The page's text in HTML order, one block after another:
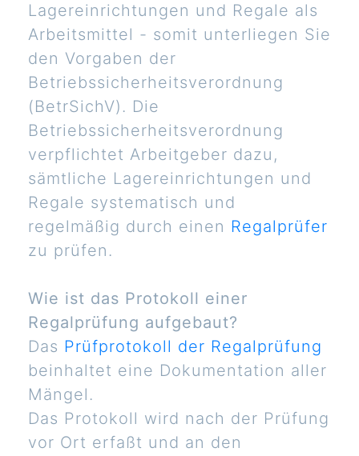
Lagereinrichtungen und Regale als
Arbeitsmittel - somit unterliegen Sie
den Vorgaben der
Betriebssicherheitsverordnung
(BetrSichV). Die
Betriebssicherheitsverordnung
verpflichtet Arbeitgeber dazu,
sämtliche Lagereinrichtungen und
Regale systematisch und
regelmäßig durch einen Regalprüfer
zu prüfen.
Wie ist das Protokoll einer
Regalprüfung aufgebaut?
Das Prüfprotokoll der Regalprüfung
beinhaltet eine Dokumentation aller
Mängel.
Das Protokoll wird nach der Prüfung
vor Ort erfaßt und an den